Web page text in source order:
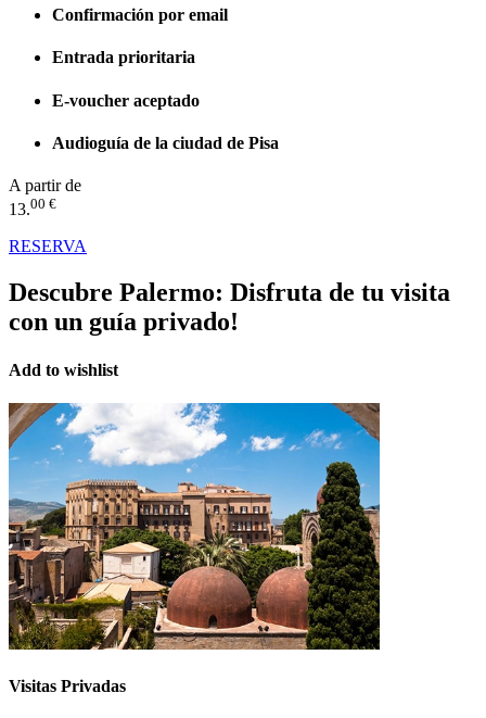
Confirmación por email
Entrada prioritaria
E-voucher aceptado
Audioguía de la ciudad de Pisa
A partir de
13.00 €
RESERVA
Descubre Palermo: Disfruta de tu visita
con un guía privado!
Add to wishlist
Visitas Privadas